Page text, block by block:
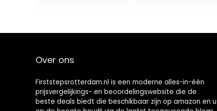
Over ons
Firststepsrotterdam.nl is een moderne alles-in-één
prijsvergelijkings- en beoordelingswebsite die de
beste deals biedt die beschikbaar zijn op amazon en u